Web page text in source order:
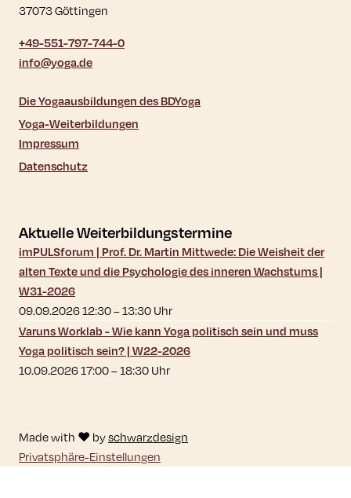
37073 Göttingen
+49-551-797-744-0
info@yoga.de
Die Yogaausbildungen des BDYoga
Yoga-Weiterbildungen
Impressum
Datenschutz
Aktuelle Weiterbildungstermine
imPULSforum | Prof. Dr. Martin Mittwede: Die Weisheit der
alten Texte und die Psychologie des inneren Wachstums |
W31-2026
09.09.2026 12:30–13:30Uhr
Varuns Worklab - Wie kann Yoga politisch sein und muss
Yoga politisch sein? | W22-2026
10.09.2026 17:00–18:30Uhr
Made with ♥ byschwarzdesign
Privatsphäre-Einstellungen